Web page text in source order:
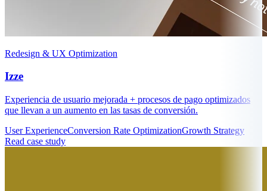
Redesign & UX Optimization
Izze
Experiencia de usuario mejorada + procesos de pago optimizados
que llevan a un aumento en las tasas de conversión.
User ExperienceConversion Rate OptimizationGrowth Strategy
Read case study